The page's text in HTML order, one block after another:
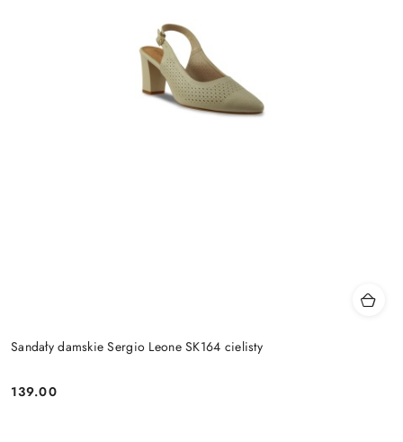
Sandały damskie Sergio Leone SK164 cielisty
Cena:
139.00